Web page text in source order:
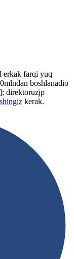
erkak farqi yuq
boshlanadio
; direktoruzjp
kerak.